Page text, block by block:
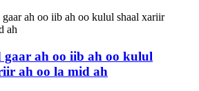
gaar ah oo iib ah oo kulul
ah oo la mid ah